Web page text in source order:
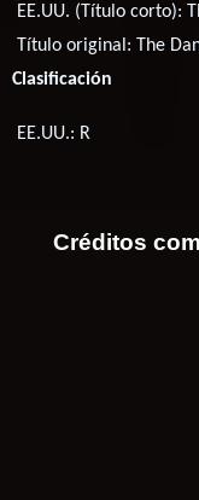
EE.UU. (Título corto):
Título original: The
Clasificación
EE.UU.: R
Créditos